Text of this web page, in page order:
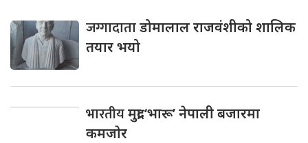
जग्गादाताडोमालाल राजवंशीको शालिक
तयार भयो
भारतीयमुद्रा ‘भारू’ नेपाली बजारमा
कमजाेर